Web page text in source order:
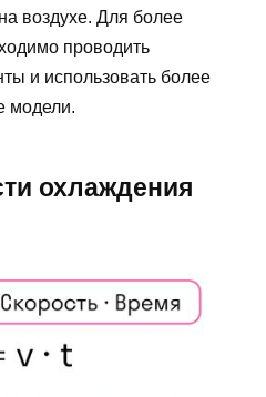
воздухе. Для более
проводить
и использовать более
модели.
охлаждения